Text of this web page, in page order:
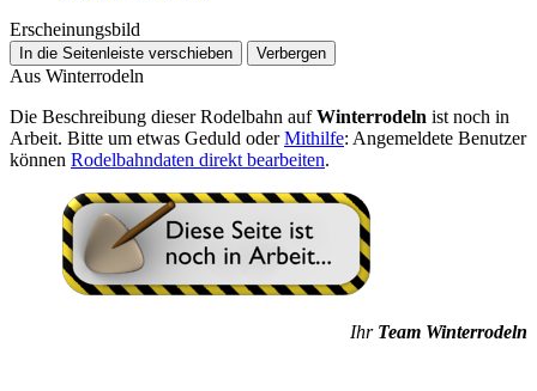
Erscheinungsbild
In die Seitenleiste verschieben Verbergen
Aus Winterrodeln
Die Beschreibung dieser Rodelbahn aufWinterrodeln ist noch in
Arbeit. Bitte um etwas Geduld oderMithilfe: Angemeldete Benutzer
können Rodelbahndaten direkt bearbeiten.
Ihr Team Winterrodeln